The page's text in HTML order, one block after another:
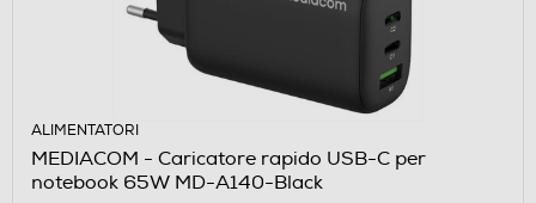
ALIMENTATORI
MEDIACOM - Caricatore rapido USB-C per
notebook 65W MD-A140-Black